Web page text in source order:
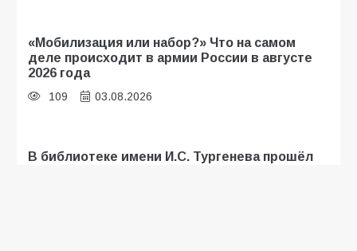
«Мобилизация или набор?» Что на самом
деле происходит в армии России в августе
2026 года
109 03.08.2026
В библиотеке имени И.С. Тургенева прошёл